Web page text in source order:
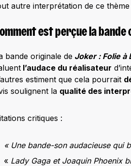
autre interprétation de ce
est perçue la bande
bande originale de Joker : Folie à
l’audace du réalisateur
estiment que cela pourrait
soulignent la qualité des
critiques :
« Une bande-son audacieuse qui
« Lady Gaga et Joaquin Phoenix